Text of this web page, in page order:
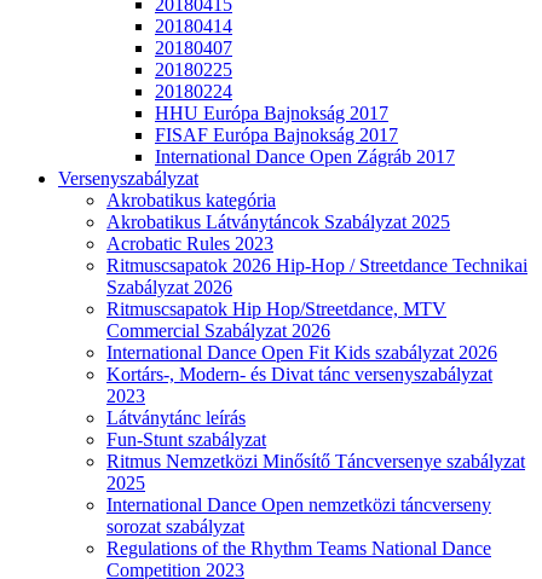
20180414
20180407
20180225
20180224
HHU Európa Bajnokság 2017
FISAF Európa Bajnokság 2017
International Dance Open Zágráb 2017
Versenyszabályzat
Akrobatikus kategória
Akrobatikus Látványtáncok Szabályzat 2025
Acrobatic Rules 2023
Ritmuscsapatok 2026 Hip-Hop / Streetdance Technikai
Szabályzat 2026
Ritmuscsapatok Hip Hop/Streetdance, MTV
Commercial Szabályzat 2026
International Dance Open Fit Kids szabályzat 2026
Kortárs-, Modern- és Divat tánc versenyszabályzat
2023
Látványtánc leírás
Fun-Stunt szabályzat
Ritmus Nemzetközi Minősítő Táncversenye szabályzat
2025
International Dance Open nemzetközi táncverseny
sorozat szabályzat
Regulations of the Rhythm Teams National Dance
Competition 2023